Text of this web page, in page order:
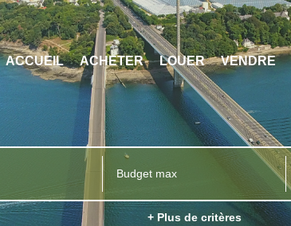
ACCUEIL ACHETER LOUER VENDRE
+ Plus de critères